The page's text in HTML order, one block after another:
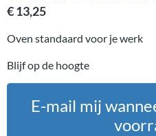
€13,25
Oven standaard voor je werk
Blijf op de hoogte
E-mail mij